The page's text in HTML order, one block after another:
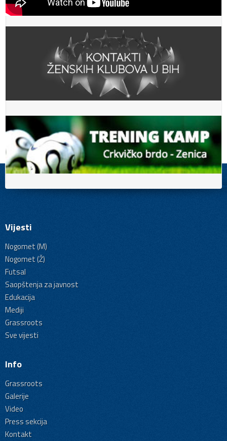
Vijesti
Nogomet (M)
Nogomet (Ž)
Futsal
Saopštenja za javnost
Edukacija
Mediji
Grassroots
Sve vijesti
Info
Grassroots
Galerije
Video
Press sekcija
Kontakt